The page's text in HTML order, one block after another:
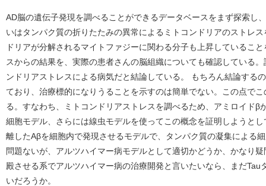
AD脳の遺伝子発現を調べることができるデータベースをまず探索し
いはタンパク質の折りたたみの異常によるミトコンドリアのストレ
ドリアが分解されるマイトファジーに関わる分子も上昇しているこ
スからの結果を、実際の患者さんの脳組織についても確認している
ンドリアストレスによる病気だと結論している。 もちろん結論する
ており、治療標的になりうることを示すのは簡単でない。この点で
る。すなわち、ミトコンドリアストレスを調べるため、アミロイドβ
細胞モデル、さらには線虫モデルを使ってこの概念を証明しようと
離したAβを細胞内で発現させるモデルで、タンパク質の凝集による
問題ないが、アルツハイマー病モデルとして適切かどうか、かなり
殿させる系でアルツハイマー病の治療開発と言いたいなら、まだTau
いだろうか。